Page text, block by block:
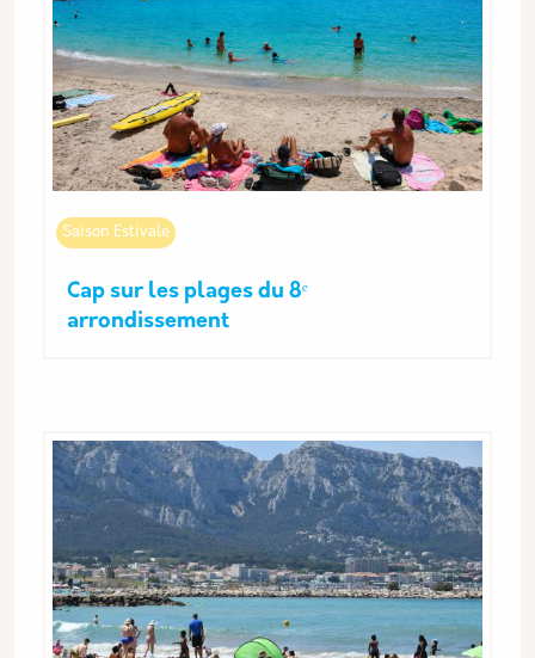
Saison Estivale
Cap sur les plages du 8ᵉ
arrondissement